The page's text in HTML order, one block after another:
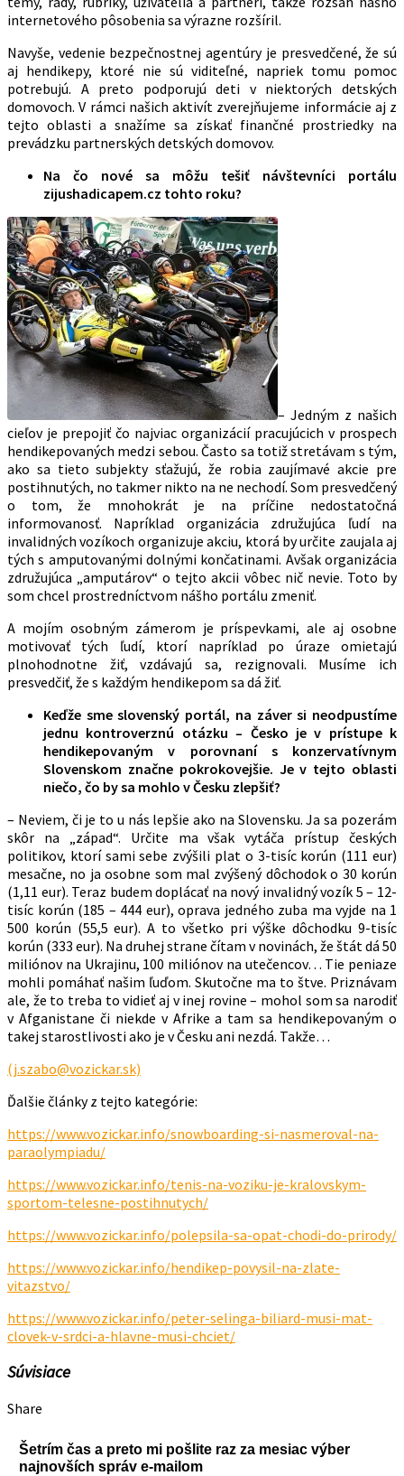
internetového pôsobenia sa výrazne rozšíril.
Navyše, vedenie bezpečnostnej agentúry je presvedčené, že sú
aj hendikepy, ktoré nie sú viditeľné, napriek tomu pomoc
potrebujú. A preto podporujú deti v niektorých detských
domovoch. V rámci našich aktivít zverejňujeme informácie aj z
tejto oblasti a snažíme sa získať finančné prostriedky na
prevádzku partnerských detských domovov.
Na čo nové sa môžu tešiť návštevníci portálu
zijushadicapem.cz tohto roku?
– Jedným z našich
cieľov je prepojiť čo najviac organizácií pracujúcich v prospech
hendikepovaných medzi sebou. Často sa totiž stretávam s tým,
ako sa tieto subjekty sťažujú, že robia zaujímavé akcie pre
postihnutých, no takmer nikto na ne nechodí. Som presvedčený
o tom, že mnohokrát je na príčine nedostatočná
informovanosť. Napríklad organizácia združujúca ľudí na
invalidných vozíkoch organizuje akciu, ktorá by určite zaujala aj
tých s amputovanými dolnými končatinami. Avšak organizácia
združujúca „amputárov“ o tejto akcii vôbec nič nevie. Toto by
som chcel prostredníctvom nášho portálu zmeniť.
A mojím osobným zámerom je príspevkami, ale aj osobne
motivovať tých ľudí, ktorí napríklad po úraze omietajú
plnohodnotne žiť, vzdávajú sa, rezignovali. Musíme ich
presvedčiť, že s každým hendikepom sa dá žiť.
Keďže sme slovenský portál, na záver si neodpustíme
jednu kontroverznú otázku – Česko je v prístupe k
hendikepovaným v porovnaní s konzervatívnym
Slovenskom značne pokrokovejšie. Je v tejto oblasti
niečo, čo by sa mohlo v Česku zlepšiť?
– Neviem, či je to u nás lepšie ako na Slovensku. Ja sa pozerám
skôr na „západ“. Určite ma však vytáča prístup českých
politikov, ktorí sami sebe zvýšili plat o 3-tisíc korún (111 eur)
mesačne, no ja osobne som mal zvýšený dôchodok o 30 korún
(1,11 eur). Teraz budem doplácať na nový invalidný vozík 5 – 12-
tisíc korún (185 – 444 eur), oprava jedného zuba ma vyjde na 1
500 korún (55,5 eur). A to všetko pri výške dôchodku 9-tisíc
korún (333 eur). Na druhej strane čítam v novinách, že štát dá 50
miliónov na Ukrajinu, 100 miliónov na utečencov… Tie peniaze
mohli pomáhať našim ľuďom. Skutočne ma to štve. Priznávam
ale, že to treba to vidieť aj v inej rovine – mohol som sa narodiť
v Afganistane či niekde v Afrike a tam sa hendikepovaným o
takej starostlivosti ako je v Česku ani nezdá. Takže…
(j.szabo@vozickar.sk)
Ďalšie články z tejto kategórie:
https://www.vozickar.info/snowboarding-si-nasmeroval-na-
paraolympiadu/
https://www.vozickar.info/tenis-na-voziku-je-kralovskym-
sportom-telesne-postihnutych/
https://www.vozickar.info/polepsila-sa-opat-chodi-do-prirody/
https://www.vozickar.info/hendikep-povysil-na-zlate-
vitazstvo/
https://www.vozickar.info/peter-selinga-biliard-musi-mat-
clovek-v-srdci-a-hlavne-musi-chciet/
Súvisiace
Share
Šetrím čas a preto mi pošlite raz za mesiac výber
najnovších správ e-mailom